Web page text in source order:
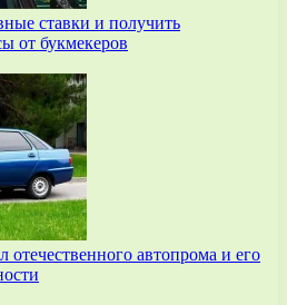
ставки и получить
от букмекеров
автопрома и его